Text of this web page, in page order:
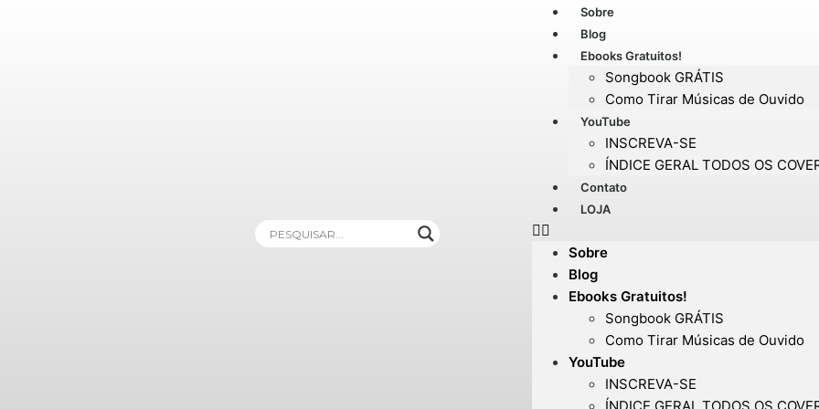
Sobre
Blog
Ebooks Gratuitos!
Songbook GRÁTIS
Como Tirar Músicas de Ouvido
YouTube
INSCREVA-SE
ÍNDICE GERAL TODOS OS
Contato
LOJA
Sobre
Blog
Ebooks Gratuitos!
Songbook GRÁTIS
Como Tirar Músicas de Ouvido
YouTube
INSCREVA-SE